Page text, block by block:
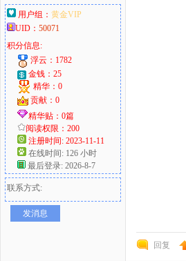
用户组： 黄金VIP
UID： 50071
积分信息:
浮云：1782
金钱：25
精华：0
贡献：0
精华贴：0篇
阅读权限：200
注册时间: 2023-11-11
在线时间: 126 小时
最后登录: 2026-8-7
联系方式:
发消息
回复